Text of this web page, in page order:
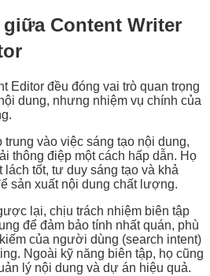
Content Writer
Editor đều đóng vai trò quan trọng
dung, nhưng nhiệm vụ chính của
trung vào việc sáng tạo nội dung,
thông điệp một cách hấp dẫn. Họ
lách tốt, tư duy sáng tạo và khả
sản xuất nội dung chất lượng.
lại, chịu trách nhiệm biên tập
để đảm bảo tính nhất quán, phù
của người dùng (search intent)
Ngoài kỹ năng biên tập, họ cũng
lý nội dung và dự án hiệu quả.